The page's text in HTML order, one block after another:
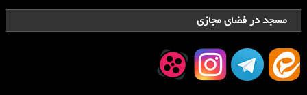
مسجد در فضای مجازی